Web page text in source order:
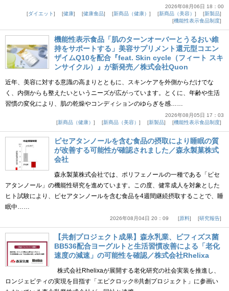
2026年08月06日 18：00
ダイエット
健康 健康食品 新商品（健康） 新商品（美容）
新製品
機能性表示食品制度
機能性表示食品「肌のターンオーバーとうるおい維
持をサポートする」美容サプリメント還元型コエン
ザイムQ10を配合『feat. Skin cycle（フィート スキ
ンサイクル）』が新発売／株式会社Quon
近年、美容に対する意識の高まりとともに、スキンケアを外側からだけでな
く、内側からも整えたいというニーズが広がっています。とくに、年齢や生活
習慣の変化により、肌の乾燥やコンディションのゆらぎを感……
2026年08月05日 17：03
新商品（健康）
新商品（美容） 新製品 機能性表示食品制度
ピセアタンノールを含む食品の摂取により睡眠の質
が改善する可能性が確認されました／森永製菓株式
会社
森永製菓株式会社では、ポリフェノールの一種である「ピセ
アタンノール」の機能性研究を進めています。この度、健常成人を対象とした
ヒト試験により、ピセアタンノールを含む食品を4週間継続摂取することで、睡
眠中……
2026年08月04日 20：09 原料 研究報告
【共創プロジェクト成果】森永乳業、ビフィズス菌
BB536配合ヨーグルトと生活習慣改善による「老化
速度の減速」の可能性を確認／株式会社Rhelixa
株式会社Rhelixaが展開する老化研究の社会実装を推進し、
ロンジェビティの実現を目指す「エピクロック®共創プロジェクト」に参画い